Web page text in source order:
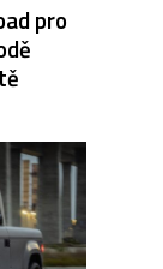
pro